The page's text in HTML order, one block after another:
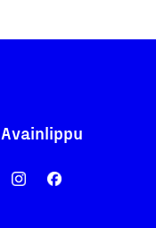
Avainlippu